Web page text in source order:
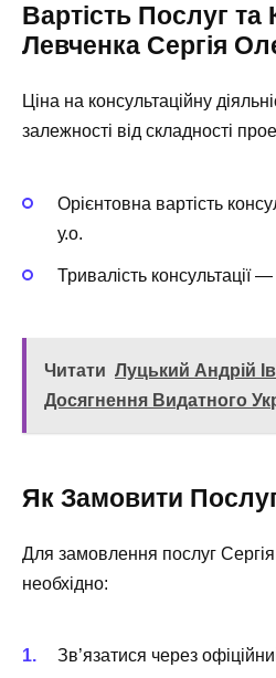
Вартість Послуг та
Левченка Сергія
Ціна на консультаційну
залежності від складності
Орієнтовна вартість
у.о.
Тривалість консультації
Читати Луцький Андрій
Досягнення Видатного
Як Замовити
Для замовлення послуг
необхідно:
Зв’язатися через